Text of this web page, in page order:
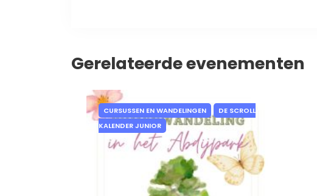
Gerelateerde evenementen
CURSUSSEN EN WANDELINGEN
DE SCROLL
KALENDER JUNIOR